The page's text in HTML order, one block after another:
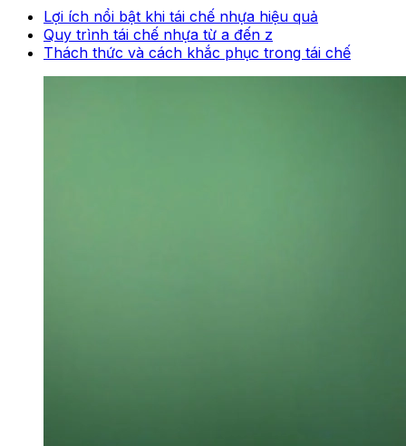
Lợi ích nổi bật khi tái chế nhựa hiệu quả
Quy trình tái chế nhựa từ a đến z
Thách thức và cách khắc phục trong tái chế